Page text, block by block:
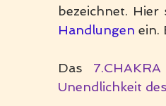
bezeichnet. Hier
Handlungen ein.
Das 7.CHAKRA
Unendlichkeit